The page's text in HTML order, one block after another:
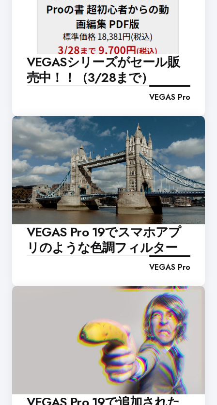
VEGASシリーズがセール販
売中！！（3/28まで）
VEGAS Pro
VEGAS Pro 19でスマホアプ
リのような色調フィルター
VEGAS Pro